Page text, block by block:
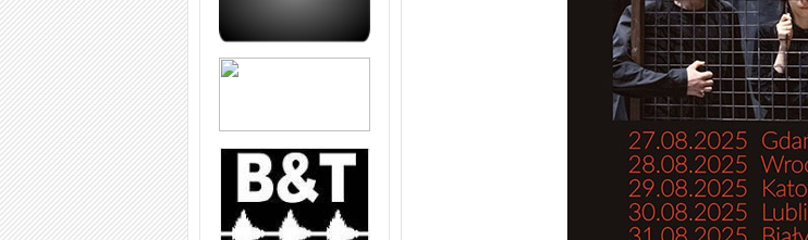
zrozumiale wytłumaczył, na
(reported speech) w języku
angielskim
dłużej!